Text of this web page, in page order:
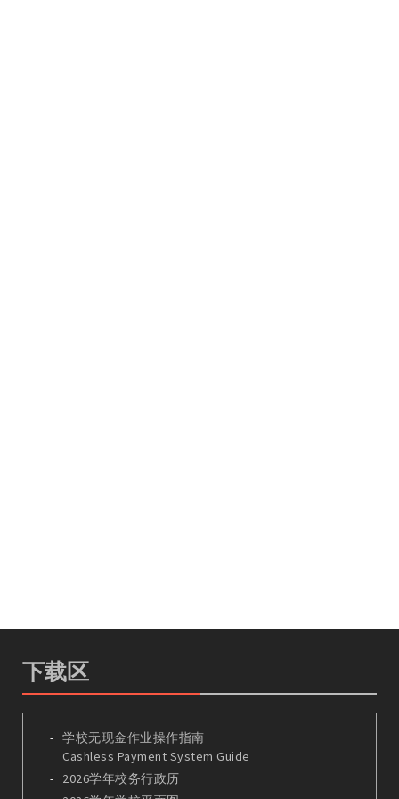
下载区
学校无现金作业操作指南
Cashless Payment System Guide
2026学年校务行政历